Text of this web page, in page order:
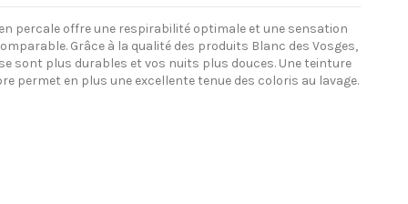
percale offre une respirabilité optimale et une sensation
Grâce à la qualité des produits Blanc des Vosges,
sont plus durables et vos nuits plus douces. Une teinture
permet en plus une excellente tenue des coloris au lavage.